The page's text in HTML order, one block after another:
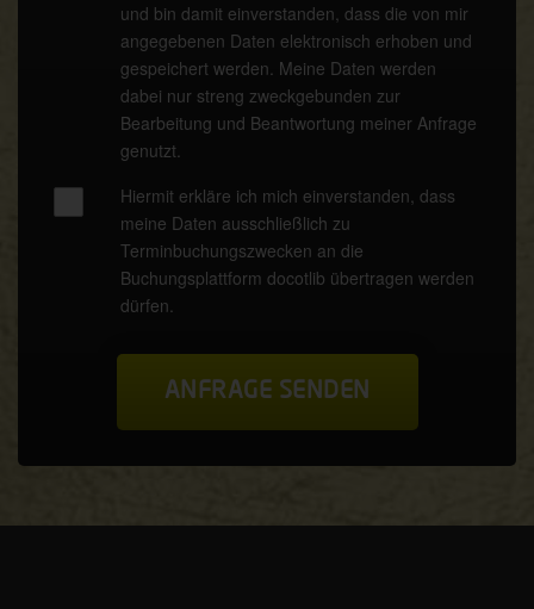
und bin damit einverstanden, dass die von mir
angegebenen Daten elektronisch erhoben und
gespeichert werden. Meine Daten werden
dabei nur streng zweckgebunden zur
Bearbeitung und Beantwortung meiner Anfrage
genutzt.
Hiermit erkläre ich mich einverstanden, dass
meine Daten ausschließlich zu
Terminbuchungszwecken an die
Buchungsplattform docotlib übertragen werden
dürfen.